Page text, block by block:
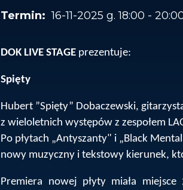
16-11-2025 g. 18:00 -
DOK LIVE STAGE prezentuje:
Spięty
Hubert ”Spięty” Dobaczewski,
z wieloletnich występów z zespołem
Po płytach „Antyszanty" i „Black
nowy muzyczny i tekstowy kierunek,
Premiera nowej płyty miała